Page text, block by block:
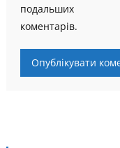
подальших
коментарів.